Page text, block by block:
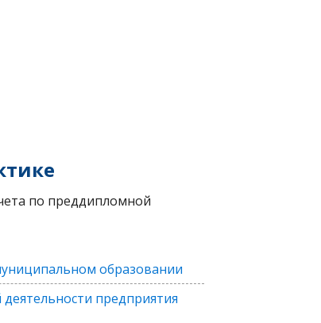
по преддипломной
образовании
предприятия